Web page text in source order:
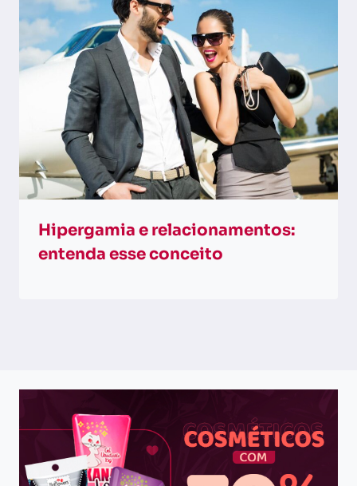
Hipergamia e relacionamentos:
entenda esse conceito